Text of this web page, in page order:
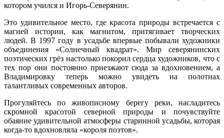
котором учился и Игорь-Северянин.
Это удивительное место, где красота природы встречается с
магией истории, как магнитом, притягивает творческих
людей. В 1997 году в усадьбе впервые побывали художники
объединения «Солнечный квадрат». Мир северянинских
поэтических грёз настолько покорил сердца художников, что с
тех пор они постоянно приезжают сюда за вдохновением, а
Владимировку теперь можно увидеть на полотнах
талантливых современных авторов.
Прогуляйтесь по живописному берегу реки, насладитесь
скромной красотой северной природы и почувствуйте
обаяние удивительной атмосферы старинной усадьбы, которая
когда-то вдохновляла «короля поэтов».